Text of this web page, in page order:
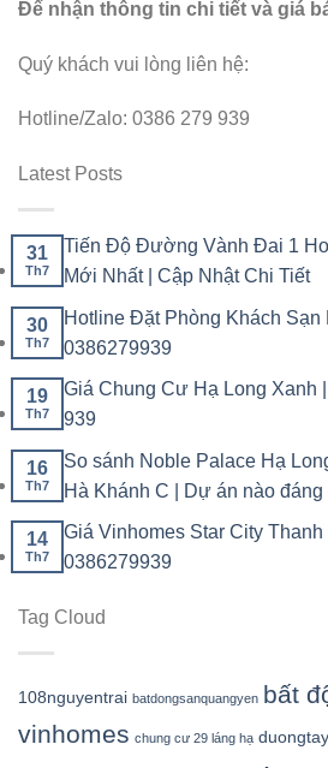
Để nhận thông tin chi tiết và giá
Quý khách vui lòng liên hệ:
Hotline/Zalo: 0386 279 939
Latest Posts
31
Th7
Tiến Độ Đường Vành Đai 1
Mới Nhất | Cập Nhật Chi Tiết
30
Th7
Hotline Đặt Phòng Khách Sạn
0386279939
19
Th7
Giá Chung Cư Hạ Long Xanh
939
16
Th7
So sánh Noble Palace Hạ
Hà Khánh C | Dự án nào
14
Th7
Giá Vinhomes Star City
0386279939
Tag Cloud
108nguyentrai batdongsanquangyen bất
vinhomes chung cư 29 láng hạ